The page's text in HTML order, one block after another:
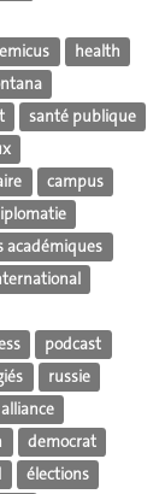
health
santé publique
campus
académiques
podcast
russie
alliance
democrat
élections